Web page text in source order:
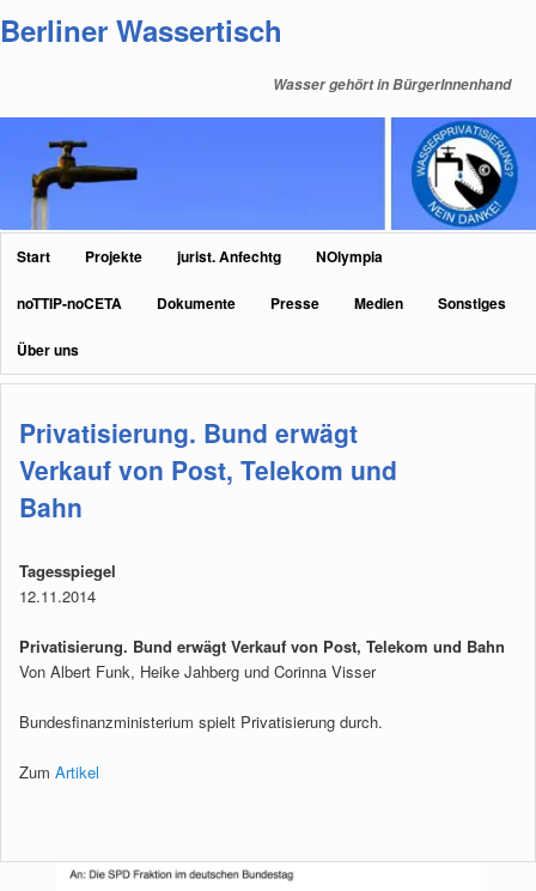
primären
sekundären
Berliner Wassertisch
Wasser gehört in BürgerInnenhand
Hauptmenü
Start Projekte jurist. Anfechtg NOlympia
noTTIP-noCETA Dokumente Presse Medien Sonstiges
Über uns
Privatisierung. Bund erwägt
Verkauf von Post, Telekom und
Bahn
Tagesspiegel
12.11.2014
Privatisierung. Bund erwägt Verkauf von Post, Telekom und Bahn
Von Albert Funk, Heike Jahberg und Corinna Visser
Bundesfinanzministerium spielt Privatisierung durch.
Zum Artikel